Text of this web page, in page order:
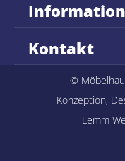
Kontakt
©
Konzeption,
Lemm